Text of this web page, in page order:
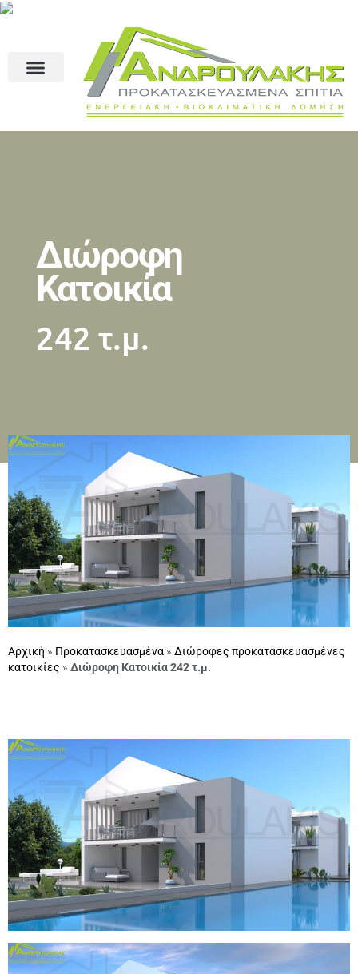
Διώροφη
Κατοικία
242 τ.μ.
Αρχική » Προκατασκευασμένα » Διώροφες προκατασκευασμένες
κατοικίες » Διώροφη Κατοικία 242 τ.μ.